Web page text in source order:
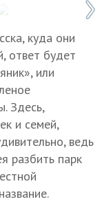
Бабаян/ТАСС
куда они
ответ будет
или
Здесь,
и семей,
ведь
разбить парк